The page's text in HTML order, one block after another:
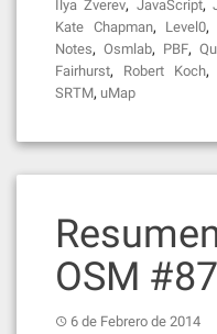
Ilya Zverev, JavaScript,
Kate Chapman, Level0,
Notes, Osmlab, PBF,
Fairhurst, Robert Koch,
SRTM, uMap
OSM #87
6 de Febrero de 2014